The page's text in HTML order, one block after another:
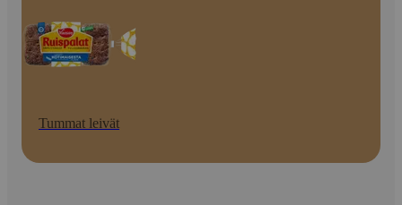
Tummat leivät